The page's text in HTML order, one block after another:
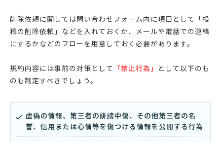
削除依頼に関しては問い合わせフォーム内に項目として「投
稿の削除依頼」などを入れておくか、メールや電話での連絡
にするかなどのフローを用意しておく必要があります。
規約内容には事前の対策として 「禁止行為」 として以下のも
のも制定すべきでしょう。
虚偽の情報、第三者の誹謗中傷、その他第三者の名
誉、信用または心情等を傷つける情報を公開する行為